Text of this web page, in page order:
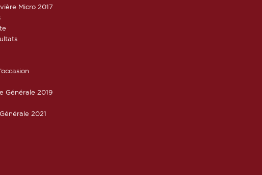
Micro 2017
Générale 2019
2021